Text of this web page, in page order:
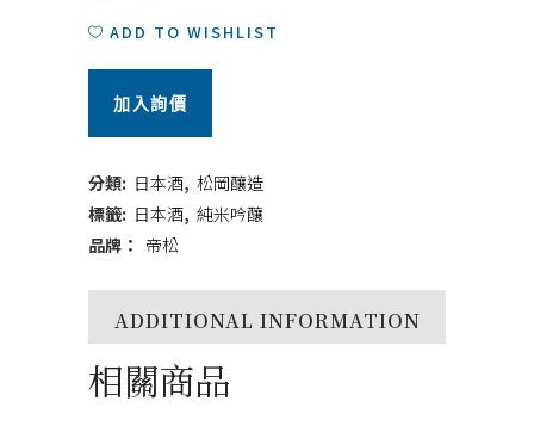
松
純
釀
蒼
720ml
quantity
ADD TO WISHLIST
加入詢價
分類: 日本酒, 松岡釀造
標籤: 日本酒, 純米吟釀
品牌： 帝松
ADDITIONAL INFORMATION
相關商品